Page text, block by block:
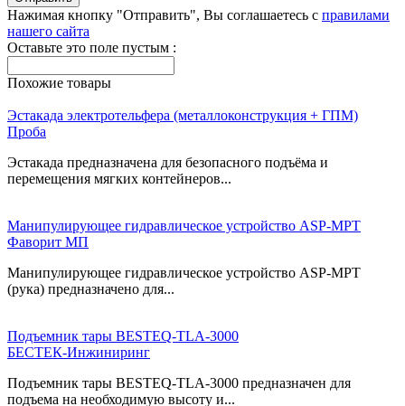
Нажимая кнопку "Отправить", Вы соглашаетесь с правилами
нашего сайта
Оставьте это поле пустым :
Похожие товары
Эстакада электротельфера (металлоконструкция + ГПМ)
Проба
Эстакада предназначена для безопасного подъёма и
перемещения мягких контейнеров...
Манипулирующее гидравлическое устройство ASP-MPT
Фаворит МП
Манипулирующее гидравлическое устройство ASP-MPT
(рука) предназначено для...
Подъемник тары BESTEQ-TLA-3000
БЕСТЕК-Инжиниринг
Подъемник тары BESTEQ-TLA-3000 предназначен для
подъема на необходимую высоту и...